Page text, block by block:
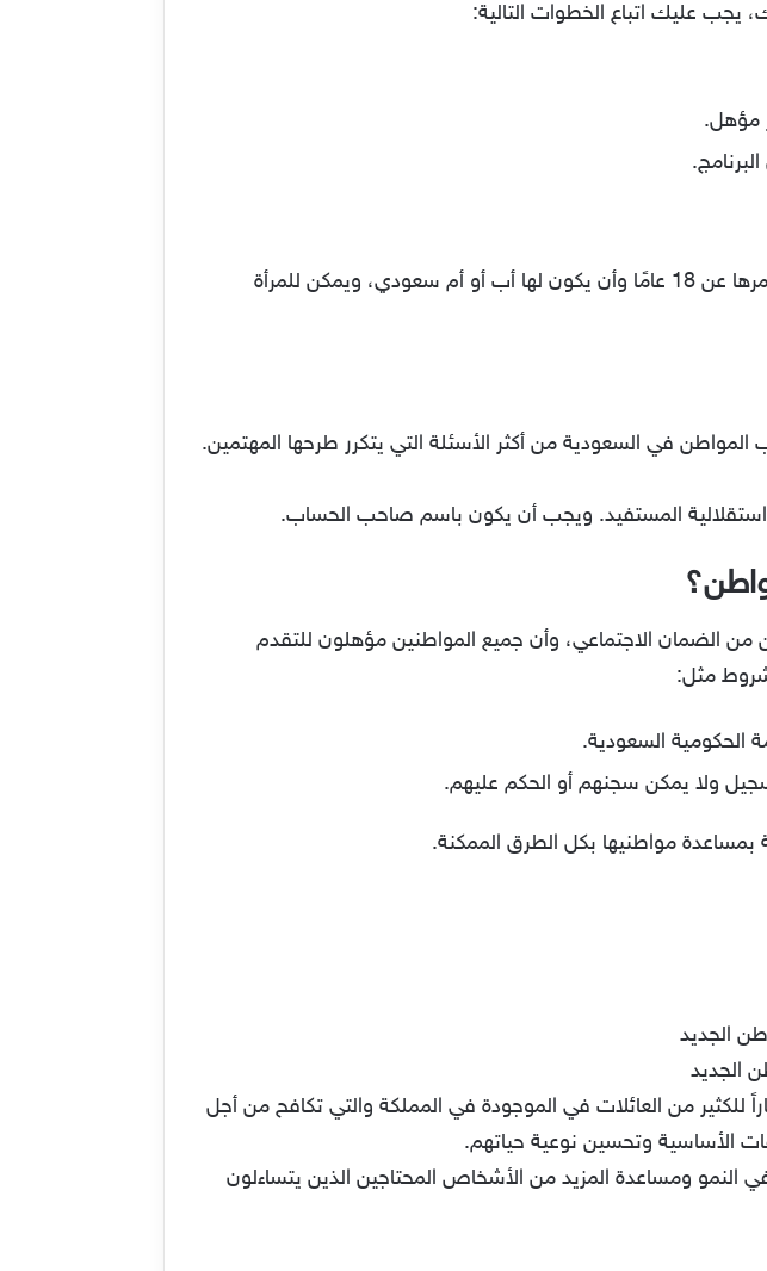
مؤهل.
نعم، يمكن للمرأة غير المتزوجة التسجيل فيه كشخص مستقل. يجب ألا يقل عمرها عن 18 عامًا وأن يكون لها أب أو أم سعودي، ويمكن للمرأة
في السعودية من أكثر الأسئلة التي يتكرر طرحها المهتمين.
استقلالية المستفيد. ويجب أن يكون باسم صاحب الحساب.
من الضمان الاجتماعي، وأن جميع المواطنين مؤهلون للتقدم
مثل:
الحكومية السعودية.
ولا يمكن سجنهم أو الحكم عليهم.
مواطنيها بكل الطرق الممكنة.
الجديد
للكثير من العائلات في الموجودة في المملكة والتي تكافح من أجل
الأساسية وتحسين نوعية حياتهم.
النمو ومساعدة المزيد من الأشخاص المحتاجين الذين يتساءلون